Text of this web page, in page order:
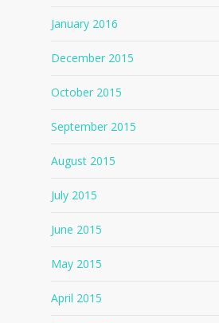
January 2016
December 2015
October 2015
September 2015
August 2015
July 2015
June 2015
May 2015
April 2015